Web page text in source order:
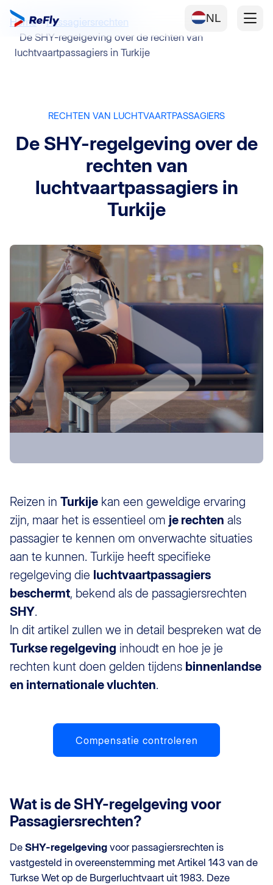
NL
Home
Passagiersrechten
De SHY-regelgeving over de rechten van
luchtvaartpassagiers in Turkije
RECHTEN VAN LUCHTVAARTPASSAGIERS
De SHY-regelgeving over de
rechten van
luchtvaartpassagiers in
Turkije
Reizen in Turkije kan een geweldige ervaring
zijn, maar het is essentieel om je rechten als
passagier te kennen om onverwachte situaties
aan te kunnen. Turkije heeft specifieke
regelgeving die luchtvaartpassagiers
beschermt, bekend als de passagiersrechten
SHY.
In dit artikel zullen we in detail bespreken wat de
Turkse regelgeving inhoudt en hoe je je
rechten kunt doen gelden tijdens binnenlandse
en internationale vluchten.
Compensatie controleren
Wat is de SHY-regelgeving voor
Passagiersrechten?
De SHY-regelgeving voor passagiersrechten is
vastgesteld in overeenstemming met Artikel 143 van de
Turkse Wet op de Burgerluchtvaart uit 1983. Deze